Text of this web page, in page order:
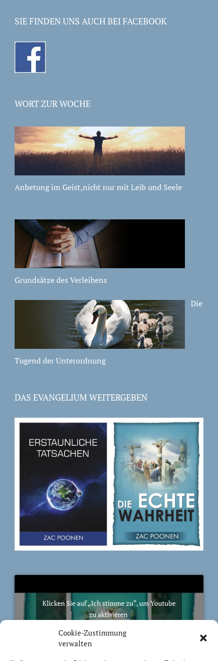
Cookie-Zustimmung
verwalten
SIE FINDEN UNS AUCH BEI FACEBOOK
WORT ZUR WOCHE
Anbetung im Geist,nicht nur mit Leib und Seele
Grundsätze des Verleihens
Die
Tugend der Unterordnung
DAS EVANGELIUM WEITERGEBEN
Klicken Sie auf „Ich stimme zu“, um Youtube
zu aktivieren
Ich stimme zu